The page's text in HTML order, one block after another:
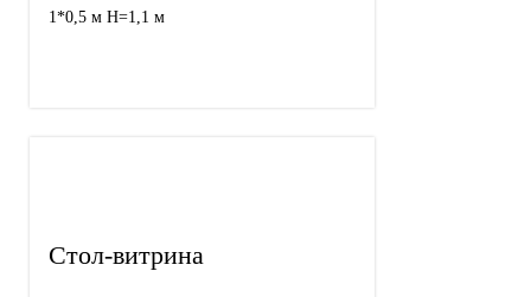
1*0,5 м Н=1,1 м
Стол-витрина